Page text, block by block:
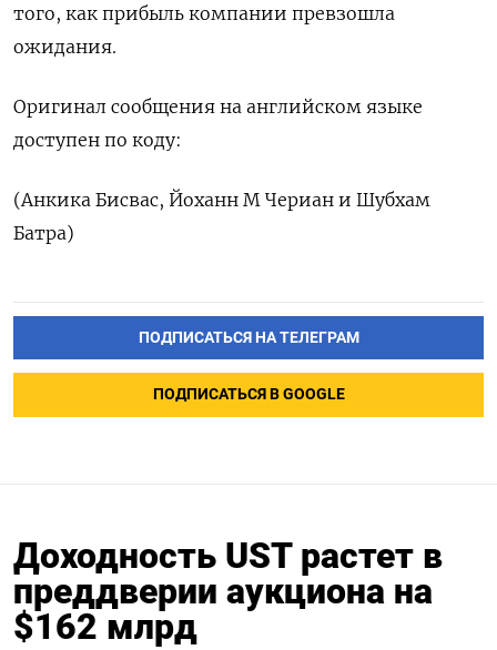
того, как прибыль компании превзошла
ожидания.
Оригинал сообщения на английском языке
доступен по коду:
(Анкика Бисвас, Йоханн М Чериан и Шубхам
Батра)
ПОДПИСАТЬСЯ НА ТЕЛЕГРАМ
ПОДПИСАТЬСЯ В GOOGLE
Доходность UST растет в
преддверии аукциона на
$162 млрд